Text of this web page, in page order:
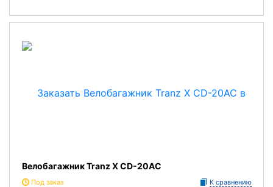
Велобагажник Tranz X CD-20AC
Велобагажник Tranz X CD-20AC
Под заказ К сравнению